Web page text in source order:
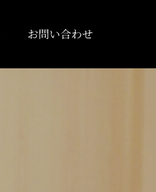
お問い合わせ